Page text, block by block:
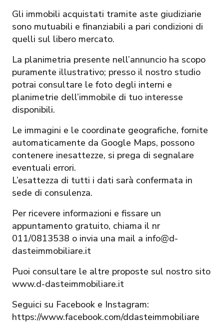
Gli immobili acquistati tramite aste giudiziarie
sono mutuabili e finanziabili a pari condizioni di
quelli sul libero mercato.
La planimetria presente nell’annuncio ha scopo
puramente illustrativo; presso il nostro studio
potrai consultare le foto degli interni e
planimetrie dell’immobile di tuo interesse
disponibili.
Le immagini e le coordinate geografiche, fornite
automaticamente da Google Maps, possono
contenere inesattezze, si prega di segnalare
eventuali errori.
L’esattezza di tutti i dati sarà confermata in
sede di consulenza.
Per ricevere informazioni e fissare un
appuntamento gratuito, chiama il nr
011/0813538 o invia una mail a info@d-
dasteimmobiliare.it
Puoi consultare le altre proposte sul nostro sito
www.d-dasteimmobiliare.it
Seguici su Facebook e Instagram:
https://www.facebook.com/ddasteimmobiliare